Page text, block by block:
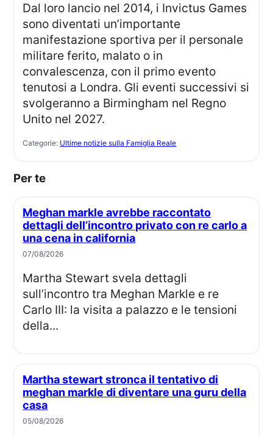
Dal loro lancio nel 2014, i Invictus Games
sono diventati un’importante
manifestazione sportiva per il personale
militare ferito, malato o in
convalescenza, con il primo evento
tenutosi a Londra. Gli eventi successivi si
svolgeranno a Birmingham nel Regno
Unito nel 2027.
Categorie: Ultime notizie sulla Famiglia Reale
Per te
Meghan markle avrebbe raccontato
dettagli dell’incontro privato con re carlo a
una cena in california
07/08/2026
Martha Stewart svela dettagli
sull’incontro tra Meghan Markle e re
Carlo III: la visita a palazzo e le tensioni
della...
Martha stewart stronca il tentativo di
meghan markle di diventare una guru della
casa
05/08/2026